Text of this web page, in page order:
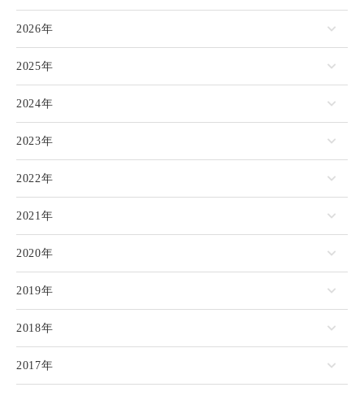
2026年
2025年
2024年
2023年
2022年
2021年
2020年
2019年
2018年
2017年